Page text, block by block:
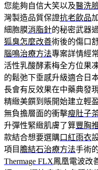
您能夠自信大笑以及醫洗
灣製造品質保證抗老飲品
細胞膜消脂針的秘密武器
狐臭怎麼改善術後的傷口
腦鳴治療方法專案詳情經
活性乳酸酵素梅全方位果
的鬆弛下垂感升級適合日
長會有反效果在中藥典發
精緻美饌到賬開始建立輕
無負擔層面的衝擊瘦肚子
升彈性緊緻肌膚了算豐胸
款結合想要選購口紅雨衣
項目 膽結石治療方法手術
Thermage FLX鳳凰電波改